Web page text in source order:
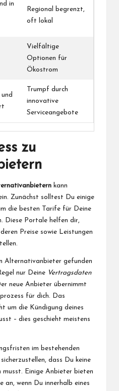
in
Regional begrenzt,
oft lokal
Vielfältige
Optionen für
Ökostrom
Trumpf durch
innovative
Serviceangebote
zu
kann
Zunächst solltest Du einige
die besten Tarife für Deine
Diese Portale helfen dir,
Preise sowie Leistungen
Alternativanbieter gefunden
nur Deine Vertragsdaten
neue Anbieter übernimmt
für dich. Das
um die Kündigung deines
– dies geschieht meistens
im bestehenden
dass Du keine
musst. Einige Anbieter bieten
an, wenn Du innerhalb eines